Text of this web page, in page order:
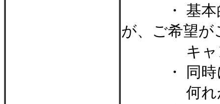
・ 基本的
が、ご希望
キャンセ
・ 同時に
何れかの